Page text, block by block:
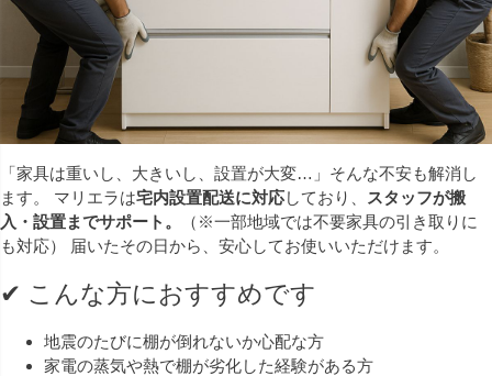
「家具は重いし、大きいし、設置が大変…」そんな不安も解消し
ます。 マリエラは宅内設置配送に対応しており、
スタッフが搬
入・設置までサポート。
（※一部地域では不要家具の引き取りに
も対応） 届いたその日から、安心してお使いいただけます。
✔ こんな方におすすめです
地震のたびに棚が倒れないか心配な方
家電の蒸気や熱で棚が劣化した経験がある方